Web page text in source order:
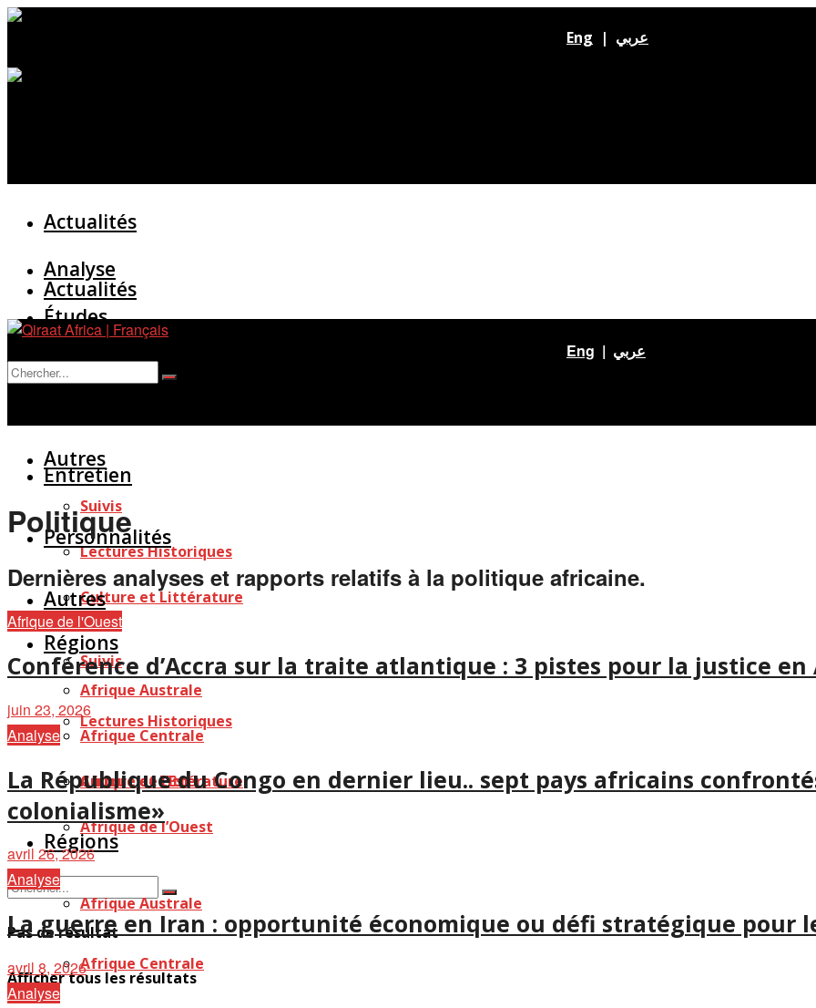
Eng | عربي
Actualités
Analyse
Études
Entretien
Autres
Suivis
Lectures Historiques
Culture et Littérature
Régions
Afrique Australe
Afrique Centrale
Afrique de l’Est
Afrique de l’Ouest
Pas de résultat
Afficher tous les résultats
Actualités
Entretien
Personnalités
Autres
Suivis
Lectures Historiques
Culture et Littérature
Régions
Afrique Australe
Afrique Centrale
Eng | عربي
Politique
Dernières analyses et rapports relatifs à la politique africaine.
Afrique de l'Ouest
Conférence d’Accra sur la traite atlantique : 3 pistes pour la justice
juin 23, 2026
Analyse
La République du Congo en dernier lieu.. sept pays africains
colonialisme»
avril 26, 2026
Analyse
La guerre en Iran : opportunité économique ou défi stratégique pour
avril 8, 2026
Analyse